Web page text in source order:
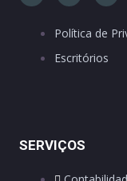
Política de
Escritórios
SERVIÇOS